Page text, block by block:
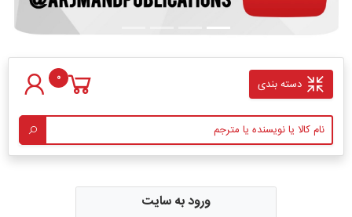
دسته بندی 0
ورود به سایت